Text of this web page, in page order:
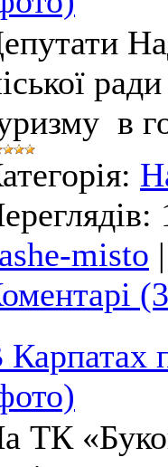
в
misto
Карпатах
ТК